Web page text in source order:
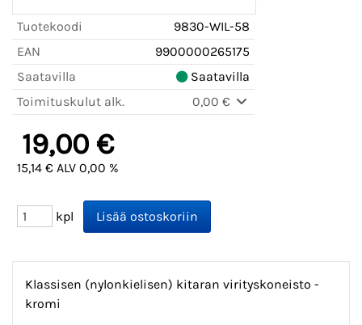
Tuotekoodi
9830-WIL-58
EAN
9900000265175
Saatavilla
Saatavilla
Toimituskulut alk.
0,00 €
19,00 €
15,14 € ALV 0,00 %
kpl
Klassisen (nylonkielisen) kitaran virityskoneisto -
kromi